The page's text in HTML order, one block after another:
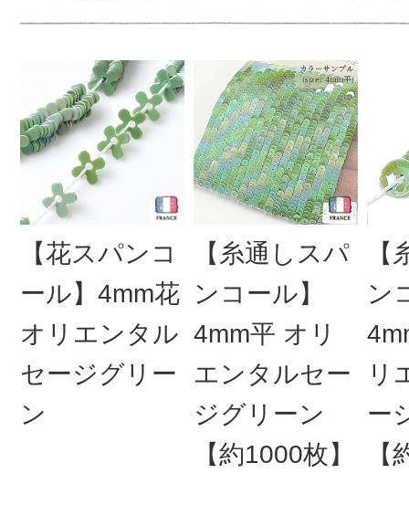
【花スパンコ
ール】4mm花
オリエンタル
セージグリー
ン
【糸通しスパ
ンコール】
4mm平 オリ
エンタルセー
ジグリーン
【約1000枚】
ン
リ
ー